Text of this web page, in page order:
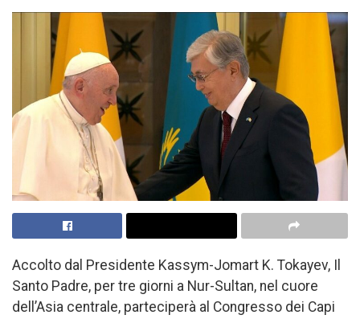
Accolto dal Presidente Kassym-Jomart K. Tokayev, Il
Santo Padre, per tre giorni a Nur-Sultan, nel cuore
dell’Asia centrale, parteciperà al Congresso dei Capi